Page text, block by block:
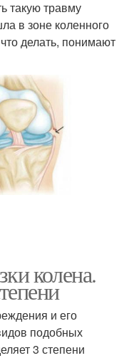
такую травму
в зоне коленного
делать, понимают
колена.
и его
подобных
3 степени